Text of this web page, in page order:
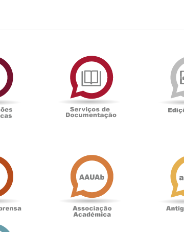
Académicas